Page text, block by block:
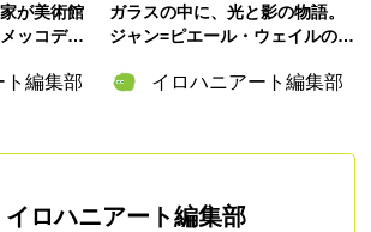
が美術館
ッコデザ
/S
ト編集部
ガラスの中に、光と影の物語。
ジャン=ピエール・ウェイルの
イロハニアート編集部
イロハニアート編集部